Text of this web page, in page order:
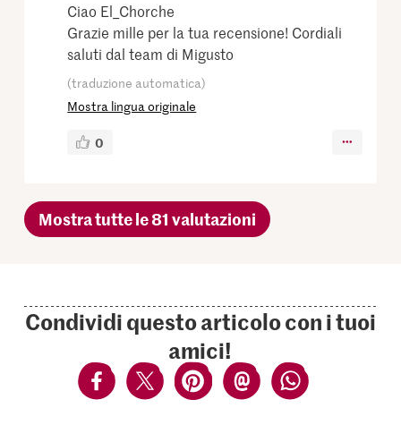
Ciao El_Chorche
Grazie mille per la tua recensione! Cordiali
saluti dal team di Migusto
(traduzione automatica)
Mostra lingua originale
0
Mostra tutte le 81 valutazioni
Condividi questo articolo con i tuoi
amici!